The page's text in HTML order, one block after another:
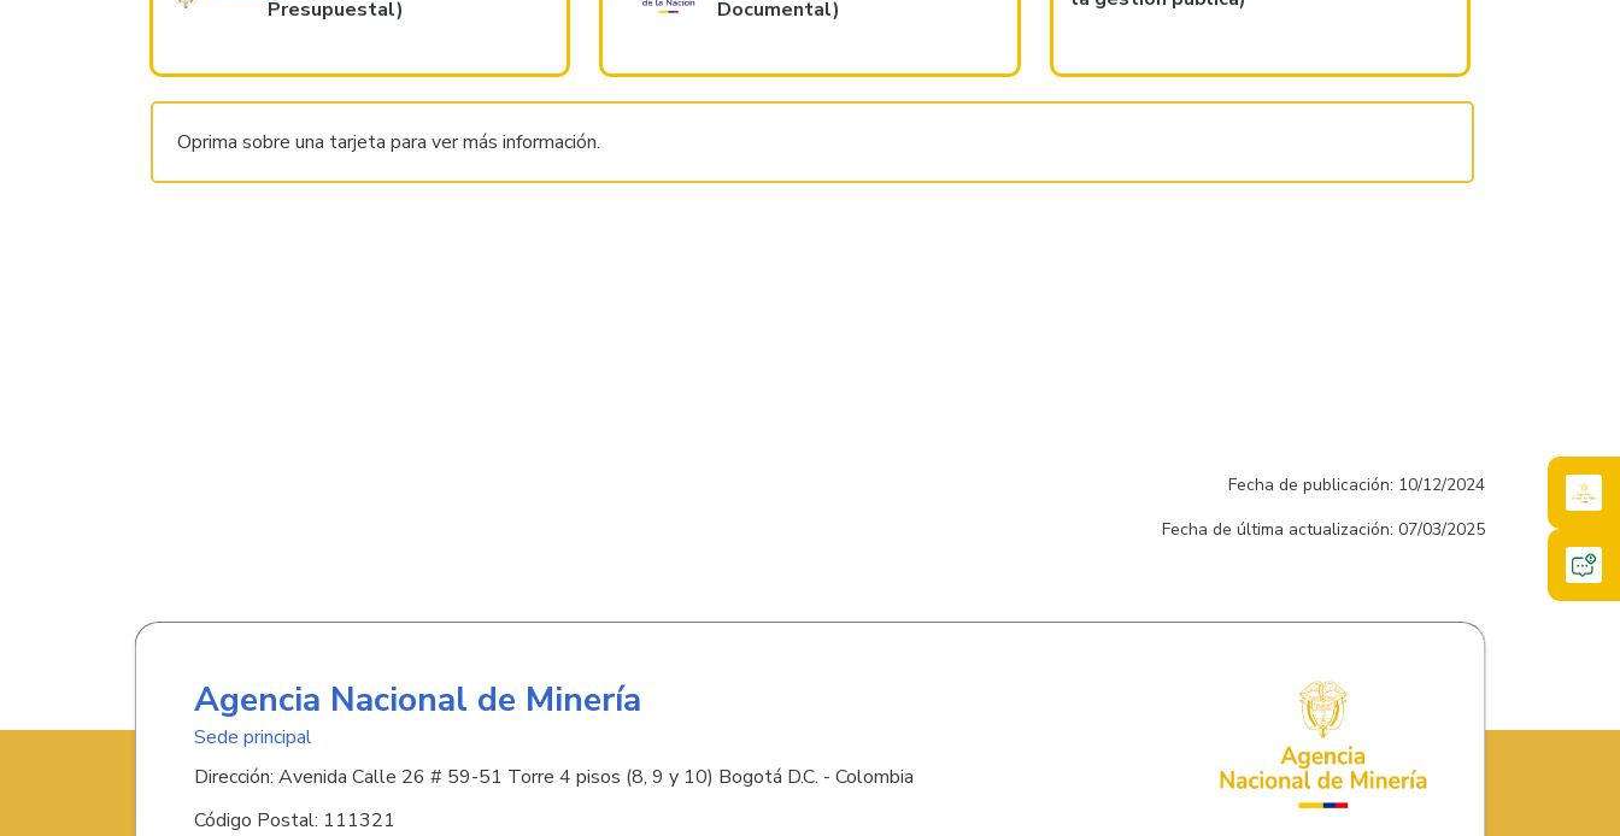
Presupuestal)
Documental)
Oprima sobre una tarjeta para ver más información.
Fecha de publicación: 10/12/2024
Fecha de última actualización: 07/03/2025
Agencia Nacional de Minería
Sede principal
Dirección: Avenida Calle 26 # 59-51 Torre 4 pisos (8, 9 y 10) Bogotá D.C. - Colombia
Código Postal: 111321